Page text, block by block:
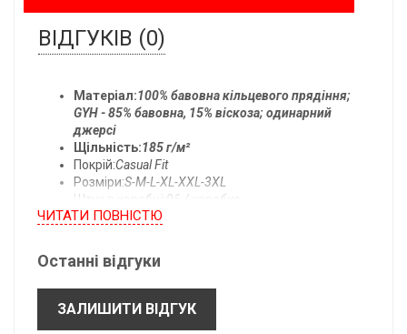
ВІДГУКІВ (0)
Матеріал:100% бавовна кільцевого прядіння;
GYH - 85% бавовна, 15% віскоза; одинарний
джерсі
Щільність:185 г/м²
Покрій:Casual Fit
Розміри:S-M-L-XL-XXL-3XL
Штук в коробці: 96 / коробка
Температура прання:
Всі розміри одягу:
ЧИТАТИ ПОВНIСТЮ
Останні відгуки
ЗАЛИШИТИ ВІДГУК